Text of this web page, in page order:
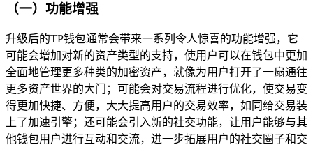
（一）功能增强
升级后的TP钱包通常会带来一系列令人惊喜的功能增强，它
可能会增加对新的资产类型的支持，使用户可以在钱包中更加
全面地管理更多种类的加密资产，就像为用户打开了一扇通往
更多资产世界的大门；可能会对交易流程进行优化，使交易变
得更加快捷、方便，大大提高用户的交易效率，如同给交易装
上了加速引擎；还可能会引入新的社交功能，让用户能够与其
他钱包用户进行互动和交流，进一步拓展用户的社交圈子和交